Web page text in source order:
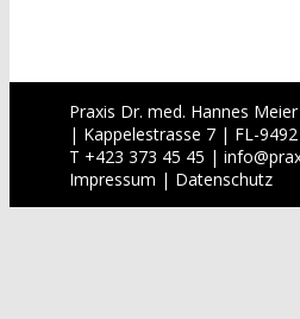
Praxis Dr. med. Hannes Meier
| Kappelestrasse 7 | FL-
T +423 373 45 45 | info@
Impressum | Datenschutz